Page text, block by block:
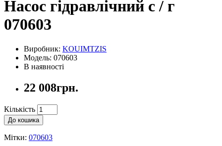
Насос гідравлічний с / г
070603
Виробник: KOUIMTZIS
Модель: 070603
В наявності
22 008грн.
Кількість
До кошика
Мітки: 070603